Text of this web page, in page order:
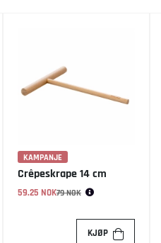
KAMPANJE
Crêpeskrape 14 cm
59.25 NOK
Vanlig pris:79 NOK
KJØP